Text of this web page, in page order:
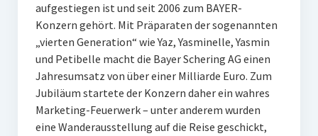
aufgestiegen ist und seit 2006 zum BAYER-
Konzern gehört. Mit Präparaten der sogenannten
„vierten Generation“ wie Yaz, Yasminelle, Yasmin
und Petibelle macht die Bayer Schering AG einen
Jahresumsatz von über einer Milliarde Euro. Zum
Jubiläum startete der Konzern daher ein wahres
Marketing-Feuerwerk – unter anderem wurden
eine Wanderausstellung auf die Reise geschickt,